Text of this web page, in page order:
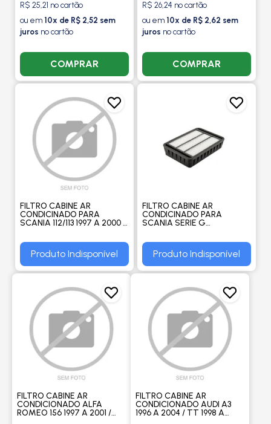
R$ 25,21 no cartão
ou em 10x de R$ 2,52 sem
juros no cartão
COMPRAR
R$ 26,24 no cartão
ou em 10x de R$ 2,62 sem
juros no cartão
COMPRAR
FILTRO CABINE AR
CONDICINADO PARA
SCANIA 112/113 1997 A 2000 -
Produto Indisponível
FILTRO CABINE AR
CONDICINADO PARA
SCANIA SERIE G
- FILTROS BRASIL
Produto Indisponível
FILTRO CABINE AR
CONDICIONADO ALFA
ROMEO 156 1997 A 2001 /
FILTRO CABINE AR
CONDICIONADO AUDI A3
1996 A 2004 / TT 1998 A